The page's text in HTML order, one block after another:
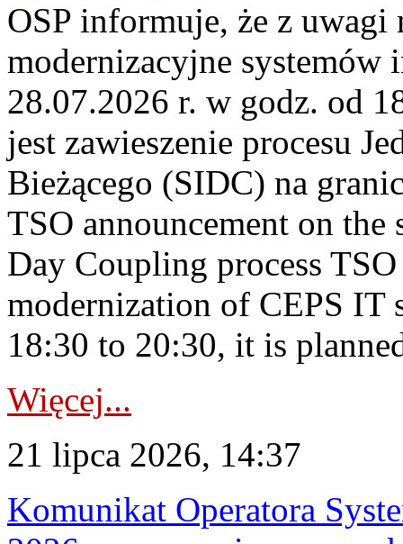
OSP informuje, że z uwagi
modernizacyjne
28.07.2026 r. w godz. od
jest zawieszenie procesu
Bieżącego (SIDC) na
TSO announcement on
Day Coupling process
modernization of CEPS IT
18:30 to 20:30, it is
Więcej...
21 lipca 2026, 14:37
Komunikat Operatora